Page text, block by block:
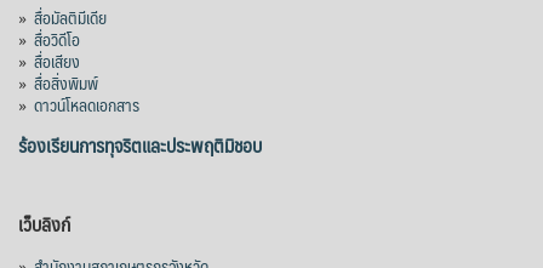
» สื่อมัลติมีเดีย
» สื่อวิดีโอ
» สื่อเสียง
» สื่อสิ่งพิมพ์
» ดาวน์โหลดเอกสาร
ร้องเรียนการทุจริตและประพฤติมิชอบ
เว็บลิงก์